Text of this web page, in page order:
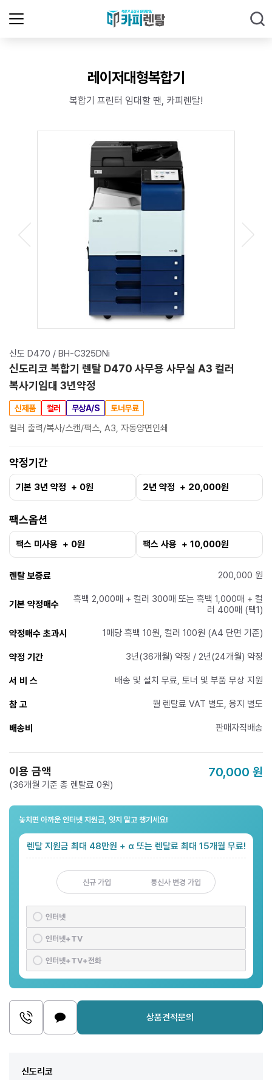
레이저대형복합기
복합기 프린터 임대할 땐, 카피렌탈!
신도 D470 / BH-C325DNi
신도리코 복합기 렌탈 D470 사무용 사무실 A3 컬러
복사기임대 3년약정
신제품 컬러 무상A/S 토너무료
컬러 출력/복사/스캔/팩스, A3, 자동양면인쇄
약정기간
기본 3년 약정 + 0원 2년 약정 + 20,000원
팩스옵션
팩스 미사용 + 0원 팩스 사용 + 10,000원
이용 금액 70,000 원
(36개월 기준 총 렌탈료 0원)
렌탈 보증료 200,000 원
기본 약정매수
흑백 2,000매 + 컬러 300매 또는 흑백 1,000매 + 컬
러 400매 (택1)
약정매수 초과시 1매당 흑백 10원, 컬러 100원 (A4 단면 기준)
약정 기간 3년(36개월) 약정 / 2년(24개월) 약정
서 비 스 배송 및 설치 무료, 토너 및 부품 무상 지원
참 고 월 렌탈료 VAT 별도, 용지 별도
배송비 판매자직배송
놓치면 아까운 인터넷 지원금, 잊지 말고 챙기세요!
렌탈 지원금 최대 48만원 + α 또는 렌탈료 최대 15개월 무료!
신규 가입 통신사 변경 가입
인터넷
인터넷+TV
인터넷+TV+전화
상품견적문의
신도리코